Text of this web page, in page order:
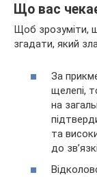
Що вас
Щоб зрозуміти,
згадати, який
За
щелепі,
на
та
до